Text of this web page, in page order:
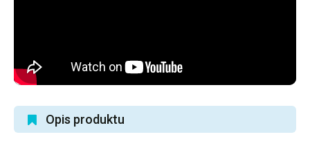
Opis produktu